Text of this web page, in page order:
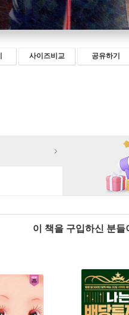
사이즈비교 공유하기
이 책을 구입하신 분